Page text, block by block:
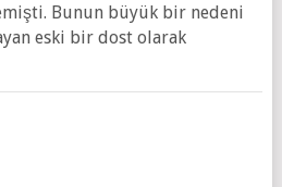
Bunun büyük bir nedeni
eski bir dost olarak